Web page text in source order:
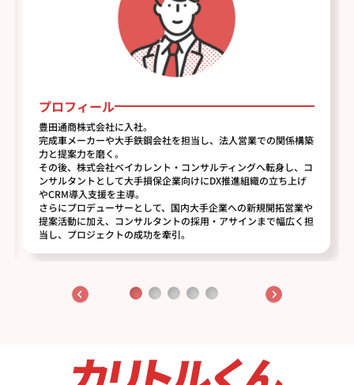
プロフィール
豊田通商株式会社に入社。
完成車メーカーや大手鉄鋼会社を担当し、法人営業での関係構築
力と提案力を磨く。
その後、株式会社ベイカレント・コンサルティングへ転身し、コ
ンサルタントとして大手損保企業向けにDX推進組織の立ち上げ
やCRM導入支援を主導。
さらにプロデューサーとして、国内大手企業への新規開拓営業や
提案活動に加え、コンサルタントの採用・アサインまで幅広く担
当し、プロジェクトの成功を牽引。